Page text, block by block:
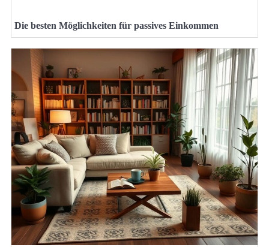
Die besten Möglichkeiten für passives Einkommen